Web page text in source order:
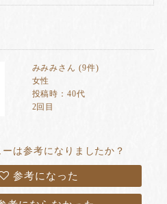
みみみさん (9件)
女性
投稿時：40代
2回目
ーは参考になりましたか？
参考になった